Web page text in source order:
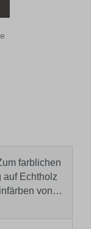
farblichen
auf Echtholz
von…